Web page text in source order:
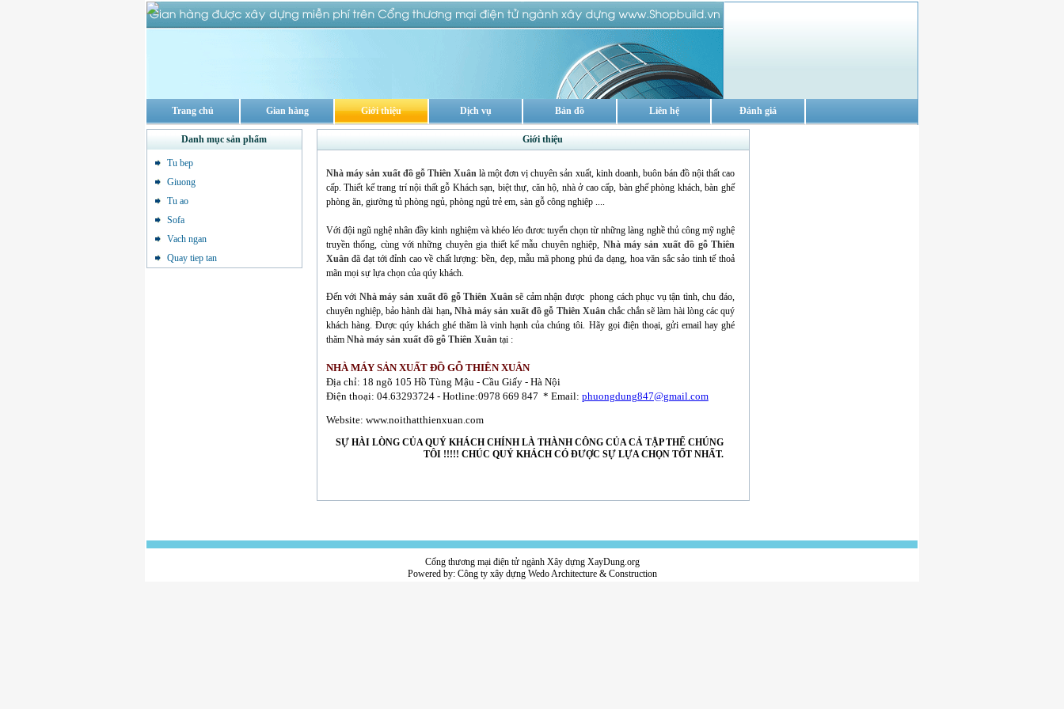
Trang chủ Gian hàng Giới thiệu Dịch vụ Bản đồ Liên hệ Đánh giá
Danh mục sản phẩm
Tu bep
Giuong
Tu ao
Sofa
Vach ngan
Quay tiep tan
Giới thiệu
Nhà máy sản xuất đồ gỗ Thiên Xuânlà một đơn vị chuyên sản xuất, kinh doanh, buôn bán đồ nội thất cao
cấp. Thiết kế trang trí nội thất gỗ Khách sạn, biệt thự, căn hộ, nhà ở cao cấp, bàn ghế phòng khách, bàn ghế
phòng ăn, giường tủ phòng ngủ, phòng ngủ trẻ em, sàn gỗ công nghiệp ....
Với đội ngũ nghệ nhân đầy kinh nghiệm và khéo léo đươc tuyển chọn từ những làng nghề thủ công mỹ nghệ
truyền thống, cùng với những chuyên gia thiết kế mẫu chuyên nghiệp, Nhà máy sản xuất đồ gỗ Thiên
Xuân đã đạt tới đỉnh cao về chất lượng: bền, đẹp, mẫu mã phong phú đa dạng, hoa văn sắc sảo tinh tế thoả
mãn mọi sự lựa chọn của qúy khách.
Đến với Nhà máy sản xuất đồ gỗ Thiên Xuân sẽ cảm nhận được phong cách phục vụ tận tình, chu đáo,
chuyên nghiệp, bảo hành dài hạn, Nhà máy sản xuất đồ gỗ Thiên Xuân chắc chắn sẽ làm hài lòng các quý
khách hàng. Được qúy khách ghé thăm là vinh hạnh của chúng tôi. Hãy gọi điện thoại, gửi email hay ghé
thăm Nhà máy sản xuất đồ gỗ Thiên Xuântại :
NHÀ MÁY SẢN XUẤT ĐỒ GỖ THIÊN XUÂN
Địa chỉ: 18 ngõ 105 Hồ Tùng Mậu - Cầu Giấy - Hà Nội
Điện thoại: 04.63293724 - Hotline:0978 669 847 * Email: phuongdung847@gmail.com
Website: www.noithatthienxuan.com
SỰ HÀI LÒNG CỦA QUÝ KHÁCH CHÍNH LÀ THÀNH CÔNG CỦA CẢ TẬP THỂ CHÚNG
TÔI !!!!! CHÚC QUÝ KHÁCH CÓ ĐƯỢC SỰ LỰA CHỌN TỐT NHẤT.
Cổng thương mại điện tử ngành Xây dựng XayDung.org
Powered by: Công ty xây dựngWedo Architecture & Construction